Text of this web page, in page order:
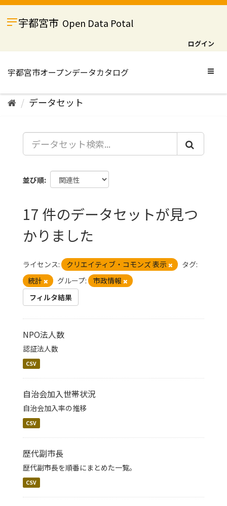
ス
宇都宮市 Open Data Potal
ログイン
データセット
並び順
17 件のデータセットが見つ
かりました
ライセンス: クリエイティブ・コモンズ 表示
タグ:
統計
グループ:
市政情報
フィルタ結果
NPO法人数
認証法人数
CSV
自治会加入世帯状況
自治会加入率の推移
CSV
歴代副市長
歴代副市長を順番にまとめた一覧。
CSV